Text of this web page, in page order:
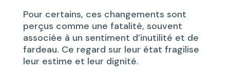
Pour certains, ces changements sont
perçus comme une fatalité, souvent
associée à un sentiment d’inutilité et de
fardeau. Ce regard sur leur état fragilise
leur estime et leur dignité.